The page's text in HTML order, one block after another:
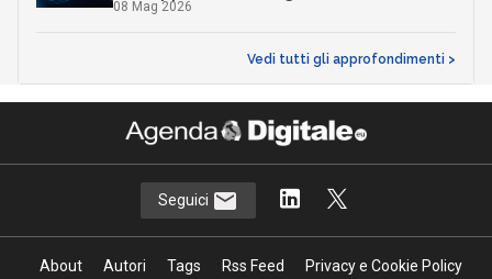
08 Mag 2026
Vedi tutti gli approfondimenti >
Seguici
About Autori Tags Rss Feed Privacy e Cookie Policy